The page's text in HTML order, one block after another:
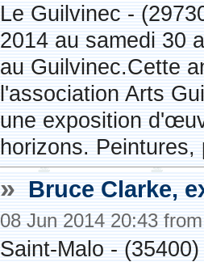
Le Guilvinec -
2014 au samedi 30
au Guilvinec.Cette
l'association Arts
une exposition
horizons. Peintures,
» Bruce Clarke,
08 Jun 2014 20:43
Saint-Malo -